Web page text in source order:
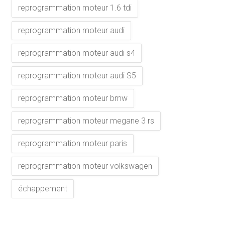
reprogrammation moteur 1.6 tdi
reprogrammation moteur audi
reprogrammation moteur audi s4
reprogrammation moteur audi S5
reprogrammation moteur bmw
reprogrammation moteur megane 3 rs
reprogrammation moteur paris
reprogrammation moteur volkswagen
échappement